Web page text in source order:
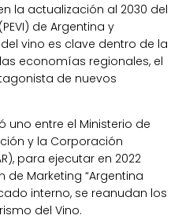
la actualización al 2030 del
de Argentina y
vino es clave dentro de la
economías regionales, el
de nuevos
uno entre el Ministerio de
y la Corporación
para ejecutar en 2022
de Marketing “Argentina
interno, se reanudan los
del Vino.